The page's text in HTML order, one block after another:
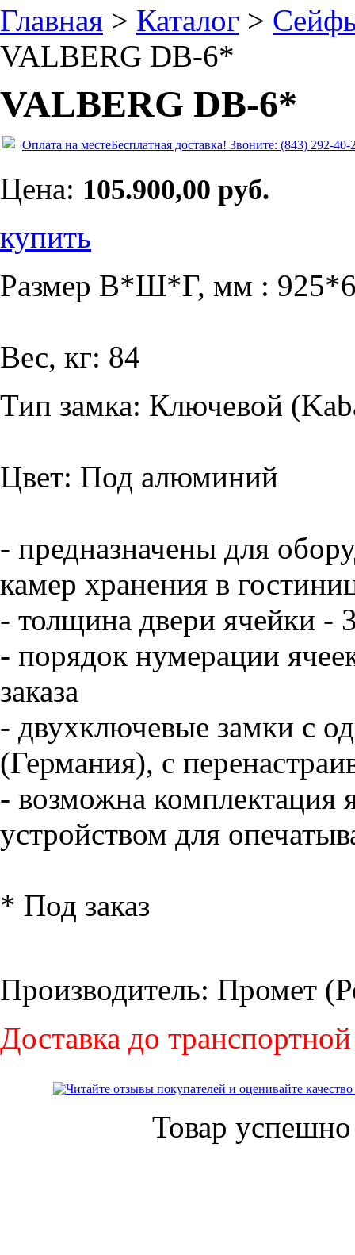
Главная > Каталог >
VALBERG DB-6*
VALBERG DB-6*
Оплата на местеБесплатная доставка! Звоните: (843) 292-40-
Цена: 105.900,00 руб.
купить
Размер В*Ш*Г, мм :
Вес, кг: 84
Тип замка: Ключевой
Цвет: Под алюминий
- предназначены для
камер хранения в
- толщина двери ячейки -
- порядок нумерации
заказа
- двухключевые замки с
(Германия), с
- возможна комплектация
устройством для
* Под заказ
Производитель: Промет
Доставка до
Товар